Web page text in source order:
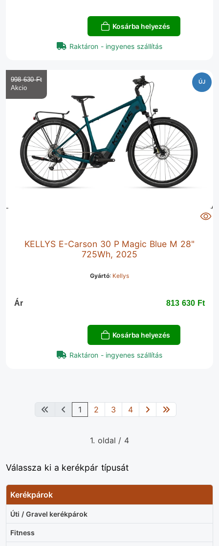
Válassza ki a kerékpár típusát
Kerékpárok
Úti / Gravel kerékpárok
Fitness
Kosárba helyezés
Raktáron - ingyenes szállítás
ÚJ
KELLYS E-Carson 30 P Magic Blue M 28"
725Wh, 2025
Gyártó: Kellys
998 630 Ft‎
Ár 813 630 Ft‎
Kosárba helyezés
Raktáron - ingyenes szállítás
1 2 3 4
1. oldal / 4